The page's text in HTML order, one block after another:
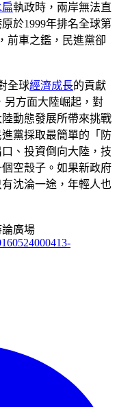
扁執政時，兩岸無法直
於1999年排名全球第
前車之鑑，民進黨卻
全球經濟成長的貢獻
另方面大陸崛起，對
動態發展所帶來挑戰
黨採取最簡單的「防
、投資倒向大陸，技
空殼子。如果新政府
沈淪一途，年輕人也
論廣場